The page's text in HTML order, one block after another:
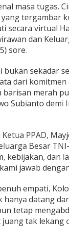
masa tugas.
tergambar
secara virtual
dan
sore.
sekadar
dari
merah
Subianto demi
PPAD,
Besar
kebijakan, dan
jawab
empati,
datang
tetap
tak lekang